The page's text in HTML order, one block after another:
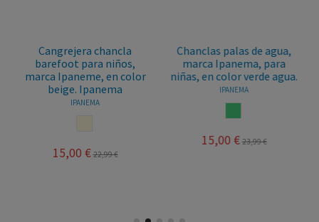
Cangrejera chancla
barefoot para niños,
marca Ipaneme, en color
beige. Ipanema
IPANEMA
15,00 € 22,99 €
Chanclas palas de agua,
marca Ipanema, para
niñas, en color verde agua.
IPANEMA
15,00 € 23,99 €